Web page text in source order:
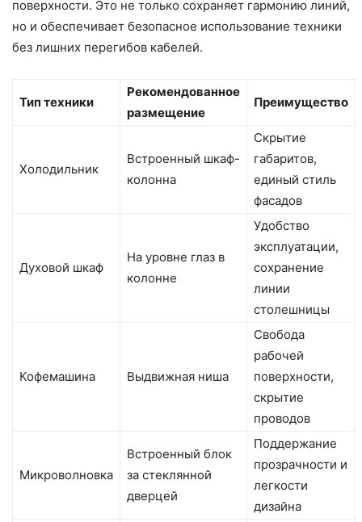
поверхности. Это не только сохраняет гармонию линий,
но и обеспечивает безопасное использование техники
без лишних перегибов кабелей.
Тип техники
Рекомендованное
размещение
Преимущество
Холодильник
Встроенный шкаф-
колонна
Скрытие
габаритов,
единый стиль
фасадов
Духовой шкаф
На уровне глаз в
колонне
Удобство
эксплуатации,
сохранение
линии
столешницы
Кофемашина Выдвижная ниша
Свобода
рабочей
поверхности,
скрытие
проводов
Микроволновка
Встроенный блок
за стеклянной
дверцей
Поддержание
прозрачности и
легкости
дизайна